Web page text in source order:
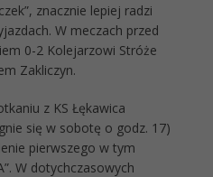
znacznie lepiej radzi
W meczach przed
0-2 Kolejarzowi Stróże
Zakliczyn.
z KS Łękawica
się w sobotę o godz. 17)
pierwszego w tym
W dotychczasowych